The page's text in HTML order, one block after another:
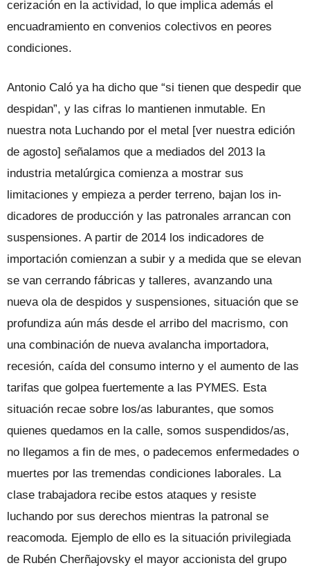
cerización en la actividad, lo que implica además el
encuadramiento en convenios colectivos en peores
condiciones.
Antonio Caló ya ha dicho que “si tie­nen que despedir que
despidan”, y las ci­fras lo mantienen inmutable. En
nuestra nota Luchando por el metal [ver nuestra edición
de agosto] señalamos que a me­diados del 2013 la
industria metalúrgica comienza a mostrar sus
limitaciones y empieza a perder terreno, bajan los in­
dicadores de producción y las patronales arrancan con
suspensiones. A partir de 2014 los indicadores de
importación co­mienzan a subir y a medida que se ele­van
se van cerrando fábricas y talleres, avanzando una
nueva ola de despidos y suspensiones, situación que se
profundi­za aún más desde el arribo del macrismo, con
una combinación de nueva avalan­cha importadora,
recesión, caída del con­sumo interno y el aumento de las
tarifas que golpea fuertemente a las PYMES. Esta
situación recae sobre los/as laburantes, que somos
quienes quedamos en la ca­lle, somos suspendidos/as,
no llegamos a fin de mes, o padecemos enfermeda­des o
muertes por las tremendas con­diciones laborales. La
clase trabajadora recibe estos ataques y resiste
luchando por sus derechos mientras la patronal se
reacomoda. Ejemplo de ello es la situa­ción privilegiada
de Rubén Cherñajovs­ky el mayor accionista del grupo